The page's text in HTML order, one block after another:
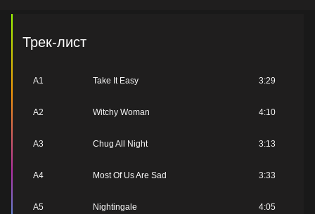
Трек-лист
A1 Take It Easy 3:29
A2 Witchy Woman 4:10
A3 Chug All Night 3:13
A4 Most Of Us Are Sad 3:33
A5 Nightingale 4:05